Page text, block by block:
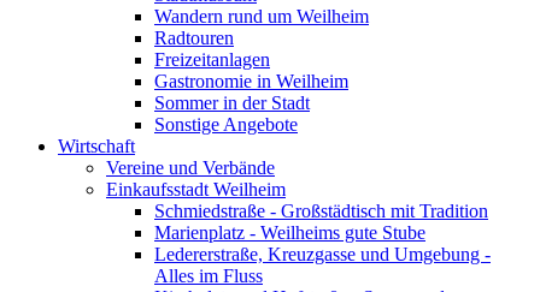
Wandern rund um Weilheim
Radtouren
Freizeitanlagen
Gastronomie in Weilheim
Sommer in der Stadt
Sonstige Angebote
Wirtschaft
Vereine und Verbände
Einkaufsstadt Weilheim
Schmiedstraße - Großstädtisch mit Tradition
Marienplatz - Weilheims gute Stube
Ledererstraße, Kreuzgasse und Umgebung -
Alles im Fluss